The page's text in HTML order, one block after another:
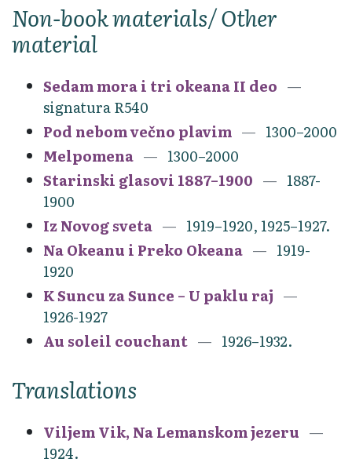
Non-book materials/ Other
material
Sedam mora i tri okeana II deo
signatura R540
Pod nebom večno plavim
1300–2000
Melpomena
1300–2000
Starinski glasovi 1887–1900
1887-
1900
Iz Novog sveta
1919–1920, 1925–1927.
Na Okeanu i Preko Okeana
1919-
1920
K Suncu za Sunce – U paklu raj
1926-1927
Au soleil couchant
1926–1932.
Translations
Viljem Vik, Na Lemanskom jezeru
1924.